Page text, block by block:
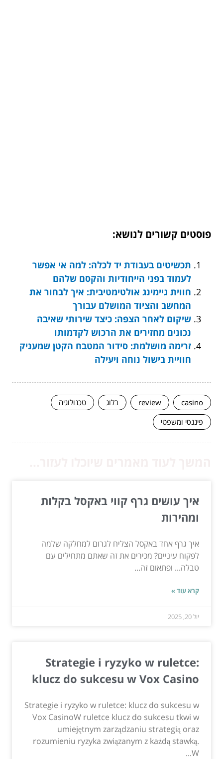
פוסטים קשורים לנושא:
תכשיטים בעבודת יד לכלה: למה אי אפשר
לעמוד בפני הייחודיות והקסם שלהם
חווית גיימינג אולטימטיבית: איך לבחור את
המחשב והציוד המושלם עבורך
שיקום לאחר הצפה: כיצד שירותי שאיבה
נכונים מחזירים את הרכוש לקדמותו
זרימה מושלמת: סידור המטבח הקטן שמעניק
חוויית בישול נוחה ויעילה
casino
review בלוג
טכנולוגיה
פיננסי ומשפטי
איך עושים גרף קווי באקסל בקלות
ומהירות
איך גרף אחד באקסל הצליח לגרום למחלקה שלמה
לפקוח עיניים? מכירים את זה שאתם מתחילים עם
טבלה... ופתאום זה...
קרא עוד »
יול 20, 2025
Strategie i ryzyko w ruletce:
klucz do sukcesu w Vox Casino
Strategie i ryzyko w ruletce: klucz do sukcesu w
Vox CasinoW ruletce klucz do sukcesu tkwi w
umiejętnym zarządzaniu strategią oraz
rozumieniu ryzyka związanym z każdą stawką.
W...